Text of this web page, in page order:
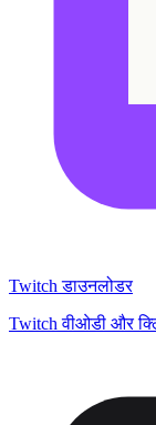
Twitch डाउनलोडर
Twitch वीओडी और